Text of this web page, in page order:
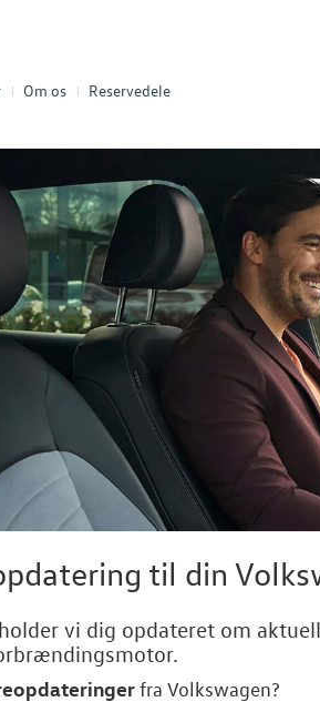
Om os Reservedele
til din
vi dig opdateret om
fra Volkswagen?